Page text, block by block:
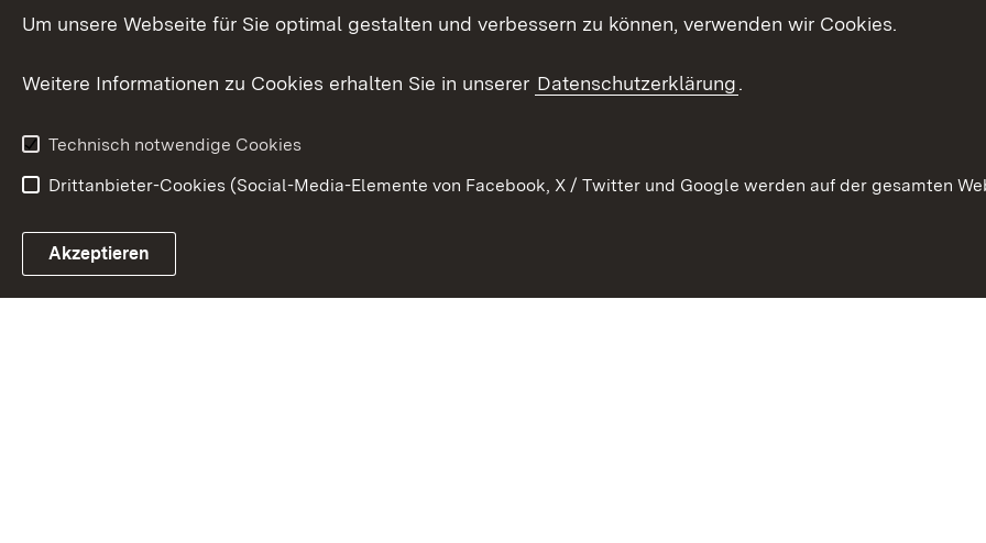
Internationale
Link zum Landesportal
Um unsere Webseite für Sie optimal gestalten und verbessern zu können, verwenden wir Cookies.
Weitere Informationen zu Cookies erhalten Sie in unserer Datenschutzerklärung.
Technisch notwendige Cookies
Drittanbieter-Cookies (Social-Media-Elemente von Facebook, X / Twitter und Google werden auf der gesamten
Akzeptieren